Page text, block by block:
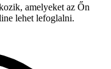
amelyeket az Őn
lehet lefoglalni.